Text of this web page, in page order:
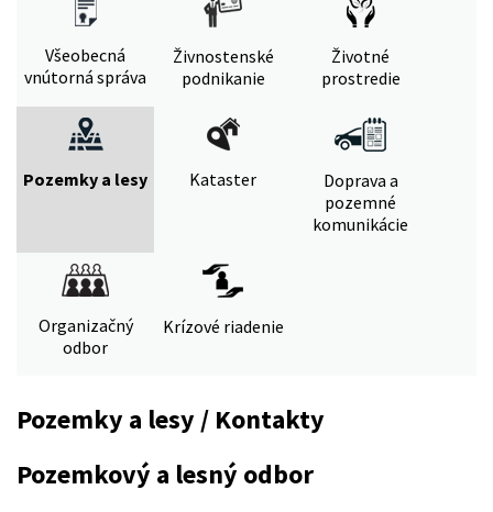
Všeobecná
vnútorná správa
Živnostenské
podnikanie
Životné
prostredie
Pozemky a lesy Kataster
Doprava a
pozemné
komunikácie
Organizačný
odbor
Krízové riadenie
Pozemky a lesy / Kontakty
Pozemkový a lesný odbor